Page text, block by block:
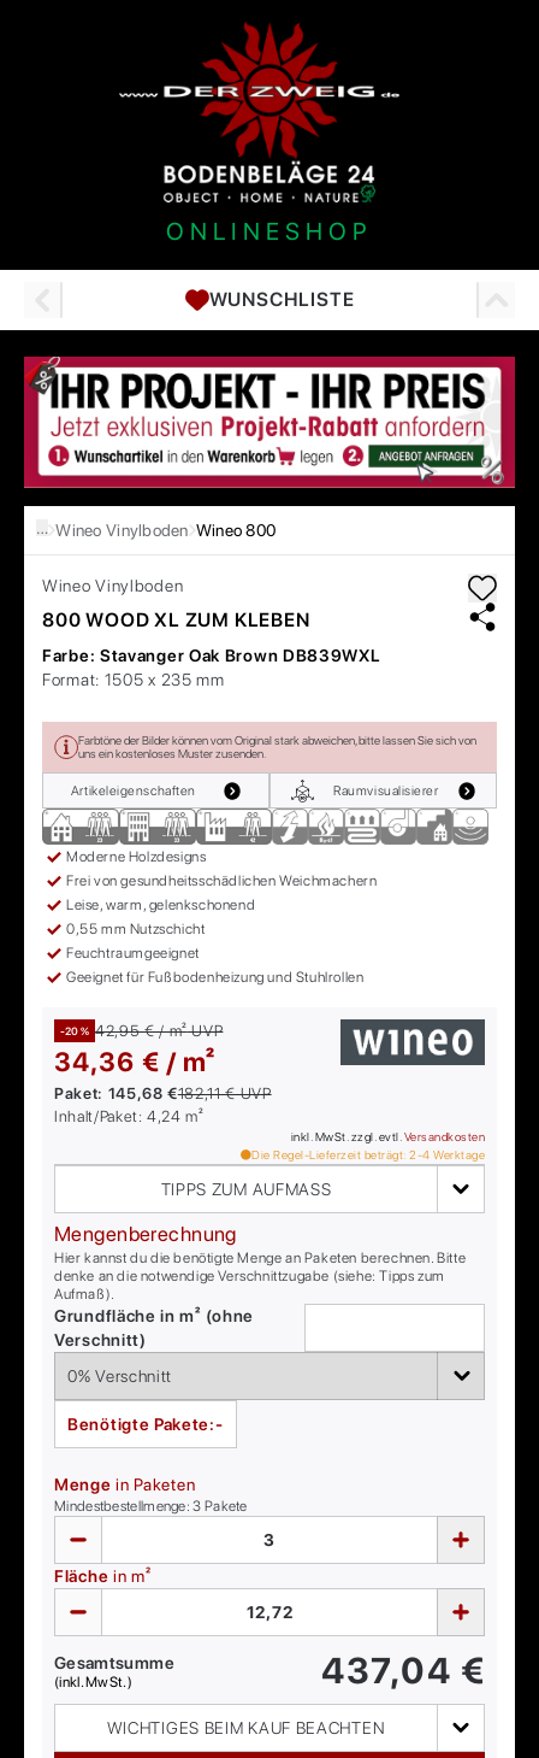
ONLINESHOP
WUNSCHLISTE
… Wineo Vinylboden Wineo 800
Wineo Vinylboden
800 WOOD XL ZUM KLEBEN
Farbe: Stavanger Oak Brown DB839WXL
Format: 1505 x 235 mm
Farbtöne der Bilder können vom Original stark abweichen, bitte lassen Sie sich von
uns ein kostenloses Muster zusenden.
Artikeleigenschaften Raumvisualisierer
Moderne Holzdesigns
Frei von gesundheitsschädlichen Weichmachern
Leise, warm, gelenkschonend
0,55 mm Nutzschicht
Feuchtraumgeeignet
Geeignet für Fußbodenheizung und Stuhlrollen
-20 % 42,95 € / m²UVP
34,36 € / m²
Paket: 145,68 €182,11 €UVP
Inhalt/Paket:4,24 m²
inkl. MwSt. zzgl. evtl. Versandkosten
Die Regel-Lieferzeit beträgt: 2-4 Werktage
TIPPS ZUM AUFMASS
Mengenberechnung
Hier kannst du die benötigte Menge an Paketen berechnen. Bitte
denke an die notwendige Verschnittzugabe (siehe: Tipps zum
Aufmaß).
Grundfläche in m² (ohne
Verschnitt)
Benötigte Pakete:-
Menge in Paketen
Mindestbestellmenge:3 Pakete
Fläche in m²
Gesamtsumme
(inkl. MwSt.) 437,04 €
WICHTIGES BEIM KAUF BEACHTEN